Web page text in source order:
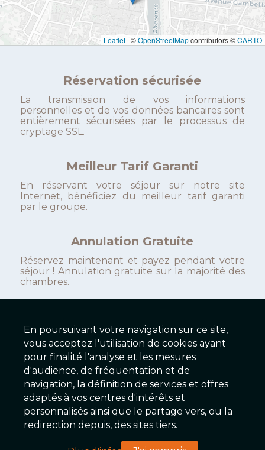
Leaflet | ©OpenStreetMapcontributors ©CARTO
Hôtel Des Messageries
hotel.des.messageries@wanadoo.fr
hotel-des-messageries.com/
Réservation sécurisée
La transmission de vos informations
personnelles et de vos données bancaires sont
entièrement sécurisées par le processus de
cryptage SSL.
Meilleur Tarif Garanti
En réservant votre séjour sur notre site
Internet, bénéficiez du meilleur tarif garanti
par le groupe.
Annulation Gratuite
Réservez maintenant et payez pendant votre
séjour ! Annulation gratuite sur la majorité des
chambres.
2025 © Galaxy Hôtels Version 2.01 - Serveur EX
En poursuivant votre navigation sur ce site,
vous acceptez l'utilisation de cookies ayant
pour finalité l'analyse et les mesures
d'audience, de fréquentation et de
navigation, la définition de services et offres
adaptés à vos centres d'intérêts et
personnalisés ainsi que le partage vers, ou la
redirection depuis, des sites tiers.